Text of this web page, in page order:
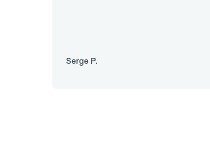
Serge P.